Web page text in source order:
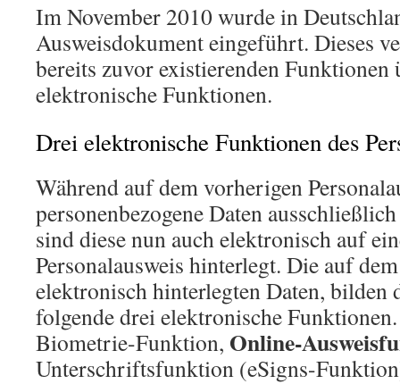
Im November 2010 wurde in
Ausweisdokument eingeführt. Dieses
bereits zuvor existierenden Funktionen
elektronische Funktionen.
Drei elektronische Funktionen des
Während auf dem vorherigen
personenbezogene Daten
sind diese nun auch elektronisch auf
Personalausweis hinterlegt. Die auf
elektronisch hinterlegten Daten, bilden
folgende drei elektronische
Biometrie-Funktion, Online-
Unterschriftsfunktion (eSigns-